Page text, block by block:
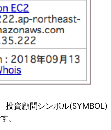
投資顧問シンボル(SYMBOL)
。